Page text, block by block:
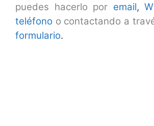
puedes hacerlo por email,
teléfono o contactando a
formulario.